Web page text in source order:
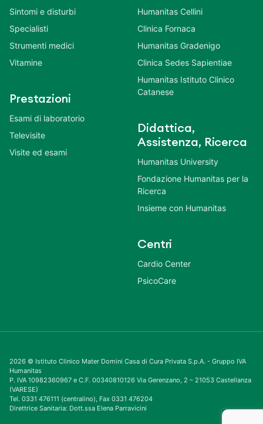
Sintomi e disturbi
Specialisti
Strumenti medici
Vitamine
Prestazioni
Esami di laboratorio
Televisite
Visite ed esami
Humanitas Cellini
Clinica Fornaca
Humanitas Gradenigo
Clinica Sedes Sapientiae
Humanitas Istituto Clinico
Catanese
Didattica,
Assistenza, Ricerca
Humanitas University
Fondazione Humanitas per la
Ricerca
Insieme con Humanitas
Centri
Cardio Center
PsicoCare
2026 © Istituto Clinico Mater Domini Casa di Cura Privata S.p.A. - Gruppo IVA
Humanitas
P. IVA 10982360967 e C.F. 00340810126 Via Gerenzano, 2 – 21053 Castellanza
(VARESE)
Tel. 0331 476111 (centralino), Fax 0331 476204
Direttrice Sanitaria: Dott.ssa Elena Parravicini